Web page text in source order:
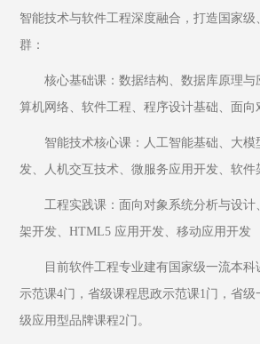
智能技术与软件工程深度融合，打造国家
群：
核心基础课：数据结构、数据库原理
算机网络、软件工程、程序设计基础、面向
智能技术核心课：人工智能基础、大
发、人机交互技术、微服务应用开发、软件
工程实践课：面向对象系统分析与设
架开发、HTML5 应用开发、移动应用开发
目前软件工程专业建有国家级一流本
示范课4门，省级课程思政示范课1门，省
级应用型品牌课程2门。